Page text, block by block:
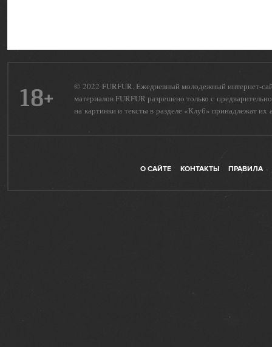
18+
© 2022 FURFUR. Ежедневный молодежный интернет-
материалов FURFUR разрешено только с
на картинки и тексты в разделе «Клуб» принадлежат их
О САЙТЕ КОНТАКТЫ ПРАВИЛА